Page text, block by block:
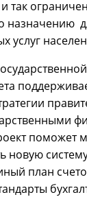
так
назначению
услуг
поможет
новую
план